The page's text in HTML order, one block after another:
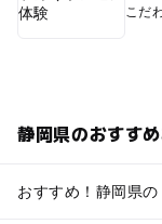
こだ
静岡県のおすす
おすすめ！静岡県